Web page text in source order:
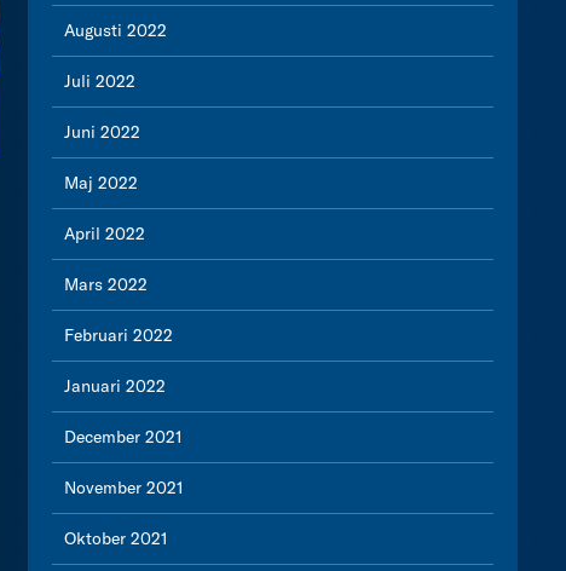
Augusti 2022
Juli 2022
Juni 2022
Maj 2022
April 2022
Mars 2022
Februari 2022
Januari 2022
December 2021
November 2021
Oktober 2021